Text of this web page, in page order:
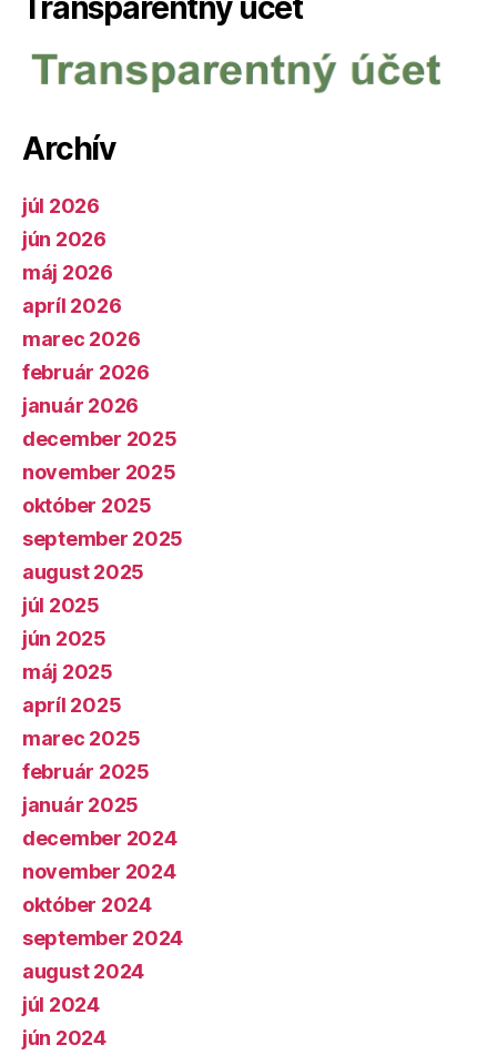
Transparentný účet
Archív
júl 2026
jún 2026
máj 2026
apríl 2026
marec 2026
február 2026
január 2026
december 2025
november 2025
október 2025
september 2025
august 2025
júl 2025
jún 2025
máj 2025
apríl 2025
marec 2025
február 2025
január 2025
december 2024
november 2024
október 2024
september 2024
august 2024
júl 2024
jún 2024